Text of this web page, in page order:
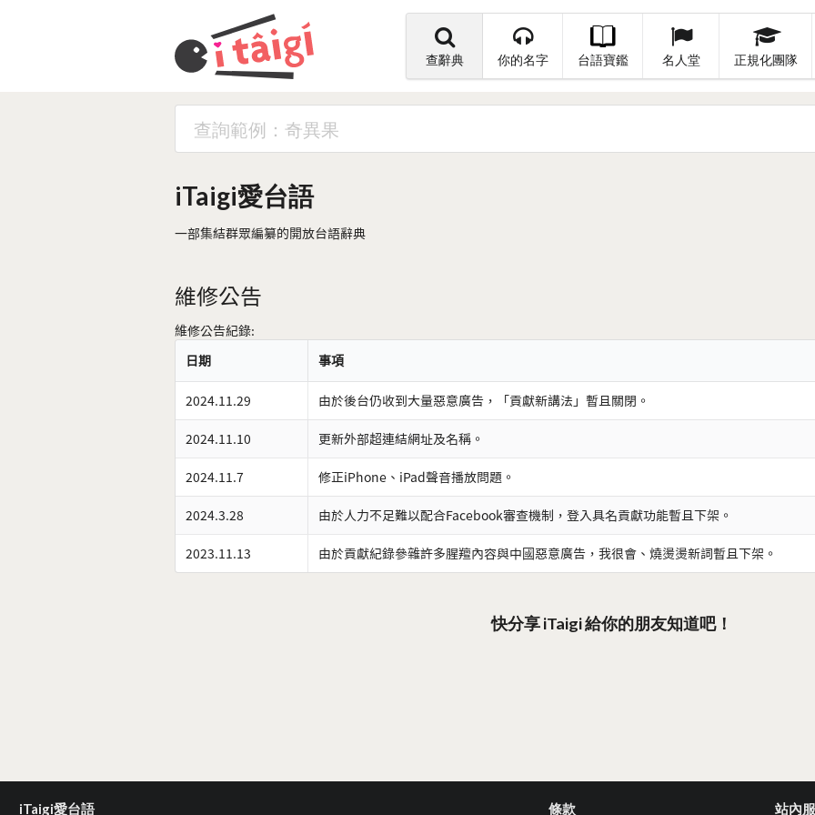
查辭典 你的名字 台語寶鑑 名人堂 正規化團隊
iTaigi愛台語
一部集結群眾編纂的開放台語辭典
維修公告
維修公告紀錄:
日期
事項
2024.11.29 由於後台仍收到大量惡意廣告，「貢獻新講法」暫且關閉。
2024.11.10 更新外部超連結網址及名稱。
2024.11.7 修正iPhone、iPad聲音播放問題。
2024.3.28 由於人力不足難以配合Facebook審查機制，登入具名貢獻功能暫且下架。
2023.11.13 由於貢獻紀錄參雜許多腥羶內容與中國惡意廣告，我很會、燒燙燙新詞暫且下架。
快分享 iTaigi 給你的朋友知道吧！
iTaigi愛台語 條款 站內